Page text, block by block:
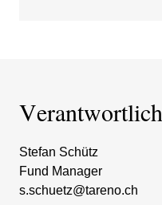
Verant­wort­lich
Stefan Schütz
Fund Manager
s.​schuetz@​tareno.​ch